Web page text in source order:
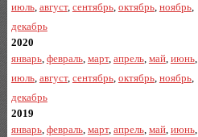
июль, август, сентябрь, октябрь, ноябрь,
декабрь
2020
январь, февраль, март, апрель, май, июнь,
июль, август, сентябрь, октябрь, ноябрь,
декабрь
2019
январь, февраль, март, апрель, май, июнь,